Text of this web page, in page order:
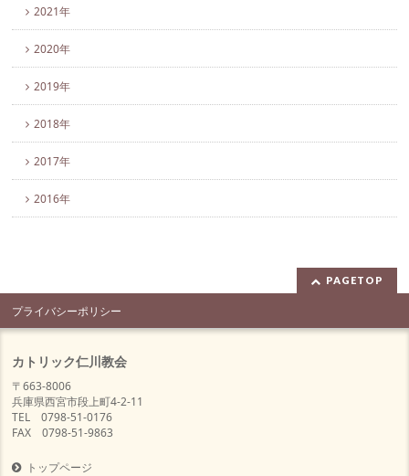
2021年
2020年
2019年
2018年
2017年
2016年
PAGETOP
プライバシーポリシー
カトリック仁川教会
〒663-8006
兵庫県西宮市段上町4-2-11
TEL 0798-51-0176
FAX 0798-51-9863
トップページ